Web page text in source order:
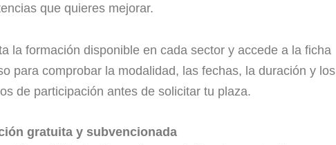
que quieres mejorar.
la formación disponible en cada sector y accede a la ficha
para comprobar la modalidad, las fechas, la duración y los
de participación antes de solicitar tu plaza.
gratuita y subvencionada